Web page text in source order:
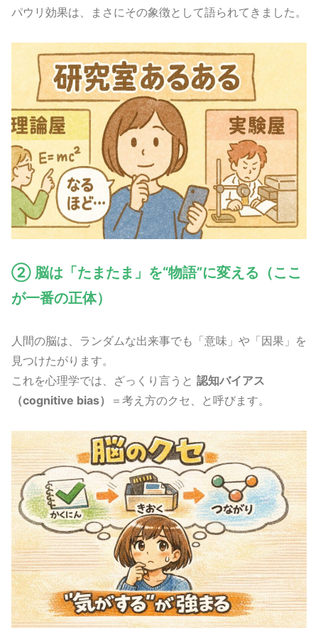
パウリ効果は、まさにその象徴として語られてきました。
② 脳は「たまたま」を“物語”に変える（ここ
が一番の正体）
人間の脳は、ランダムな出来事でも「意味」や「因果」を
見つけたがります。
これを心理学では、ざっくり言うと 認知バイアス
（cognitive bias）
＝考え方のクセ、と呼びます。